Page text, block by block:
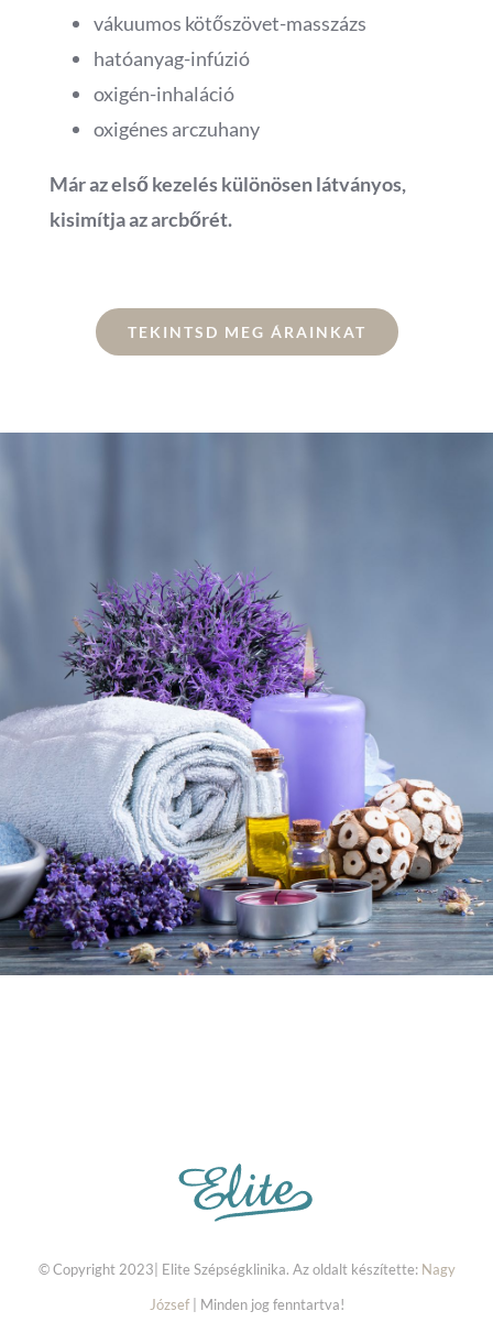
vákuumos kötőszövet-masszázs
hatóanyag-infúzió
oxigén-inhaláció
oxigénes arczuhany
Már az első kezelés különösen látványos,
kisimítja az arcbőrét.
TEKINTSD MEG ÁRAINKAT
© Copyright 2023| Elite Szépségklinika. Az oldalt készítette: Nagy
József| Minden jog fenntartva!